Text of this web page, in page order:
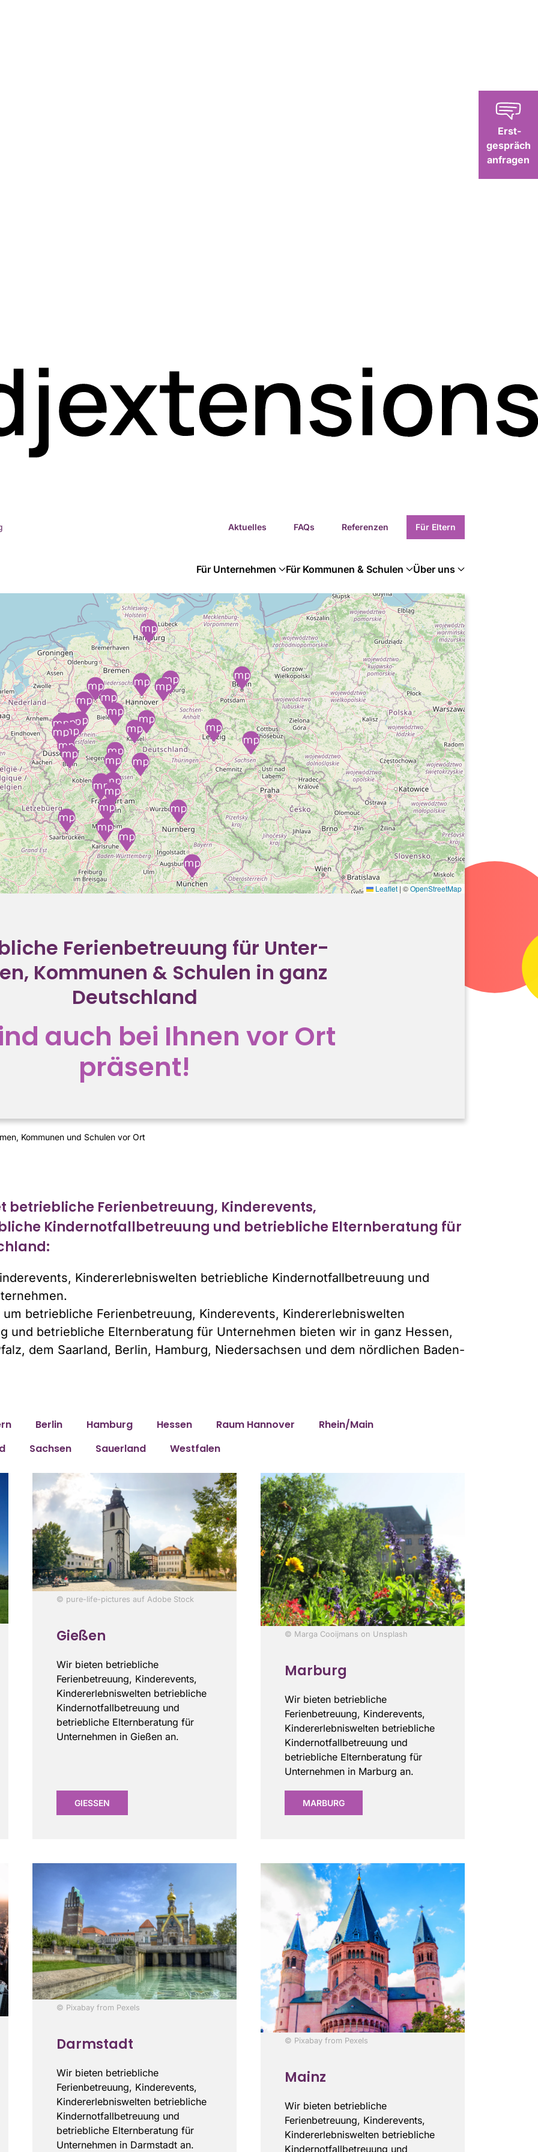
Aktuelles FAQs Referenzen Für Eltern
Für Unternehmen Für Kommunen & Schulen Über uns
Leaflet | ©OpenStreetMap
Ferienbetreuung für Unter­
Kommunen & Schulen in ganz
Deutschland
auch bei Ihnen vor Ort
präsent!
Kommunen und Schulen vor Ort
betriebliche Ferienbetreuung, Kinderevents,
Kindernotfallbetreuung und betriebliche Elternberatung für
Kindererlebniswelten betriebliche Kindernotfallbetreuung und
betriebliche Ferienbetreuung, Kinderevents, Kindererlebniswelten
und betriebliche Elternberatung für Unternehmen bieten wir in ganz Hessen,
dem Saarland, Berlin, Hamburg, Niedersachsen und dem nördlichen Baden-
Berlin Hamburg Hessen Raum Hannover
Rhein/Main
Sachsen Sauerland Westfalen
© pure-life-pictures auf Adobe Stock
Gießen
Wir bieten betriebliche
Ferienbetreuung, Kinderevents,
Kindererlebniswelten betriebliche
Kindernotfallbetreuung und
betriebliche Elternberatung für
Unternehmen in Gießen an.
GIESSEN
© Marga Cooijmans on Unsplash
Marburg
Wir bieten betriebliche
Ferienbetreuung, Kinderevents,
Kindererlebniswelten betriebliche
Kindernotfallbetreuung und
betriebliche Elternberatung für
Unternehmen in Marburg an.
MARBURG
© Pixabay from Pexels
Darmstadt
Wir bieten betriebliche
Ferienbetreuung, Kinderevents,
Kindererlebniswelten betriebliche
Kindernotfallbetreuung und
betriebliche Elternberatung für
Unternehmen in Darmstadt an.
© Pixabay from Pexels
Mainz
Wir bieten betriebliche
Ferienbetreuung, Kinderevents,
Kindererlebniswelten betriebliche
Kindernotfallbetreuung und
Erst-
gespräch
anfragen